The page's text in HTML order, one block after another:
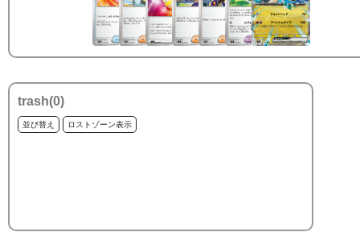
trash(0)
並び替え ロストゾーン表示